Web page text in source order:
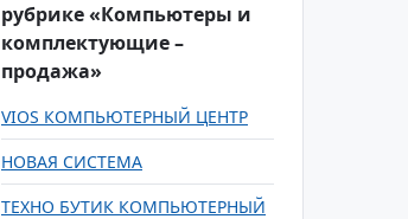
рубрике «Компьютеры и
комплектующие –
продажа»
VIOS КОМПЬЮТЕРНЫЙ ЦЕНТР
НОВАЯ СИСТЕМА
ТЕХНО БУТИК КОМПЬЮТЕРНЫЙ